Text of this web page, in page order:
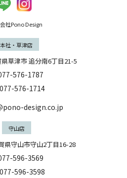
社Pono Design
本社・草津店
県草津市追分南6丁目21-5
576-1787
077-576-1714
design.co.jp
守山店
県守山市守山2丁目16-28
596-3569
077-596-3598